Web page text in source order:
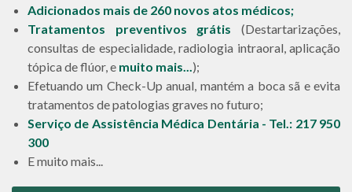
Adicionados mais de 260 novos atos médicos;
Tratamentos preventivos grátis (Destartarizações,
consultas de especialidade, radiologia intraoral, aplicação
tópica de flúor, e muito mais...);
Efetuando um Check-Up anual, mantém a boca sã e evita
tratamentos de patologias graves no futuro;
Serviço de Assistência Médica Dentária - Tel.: 217 950
300
E muito mais...